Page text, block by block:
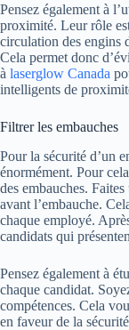
Pensez également à
proximité. Leur rôle
circulation des engins
Cela permet donc
à laserglow Canada
intelligents de
Filtrer les embauches
Pour la sécurité d’un
énormément. Pour
des embauches.
avant l’embauche.
chaque employé.
candidats qui
Pensez également à
chaque candidat.
compétences. Cela
en faveur de la